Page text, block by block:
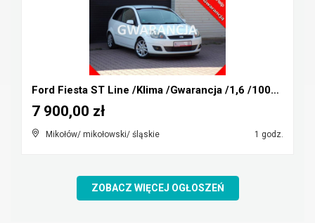
Ford Fiesta ST Line /Klima /Gwarancja /1,6 /100KM ...
Mikołów/ mikołowski/ śląskie 1 godz.
7 900,00 zł
ZOBACZ WIĘCEJ OGŁOSZEŃ